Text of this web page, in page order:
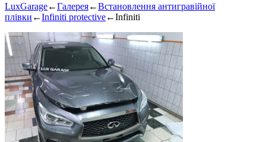
LuxGarage←Галерея←Встановлення антигравійної
плівки ←Infiniti protective←Infiniti